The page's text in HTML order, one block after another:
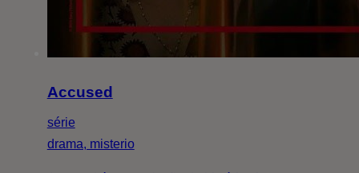
Accused
série
drama, misterio